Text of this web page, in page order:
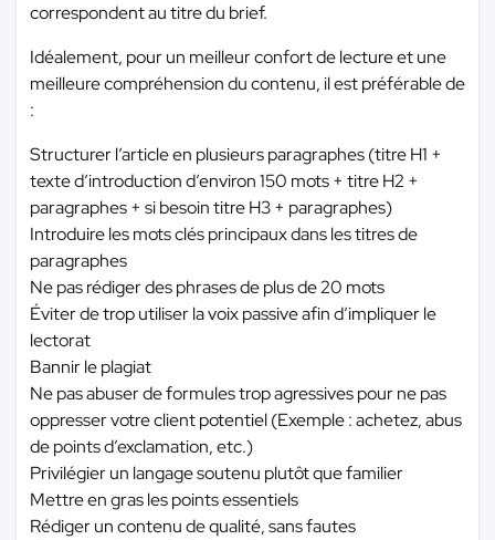
correspondent au titre du brief.
Idéalement, pour un meilleur confort de lecture et une
meilleure compréhension du contenu, il est préférable de
:
Structurer l’article en plusieurs paragraphes (titre H1 +
texte d’introduction d’environ 150 mots + titre H2 +
paragraphes + si besoin titre H3 + paragraphes)
Introduire les mots clés principaux dans les titres de
paragraphes
Ne pas rédiger des phrases de plus de 20 mots
Éviter de trop utiliser la voix passive afin d’impliquer le
lectorat
Bannir le plagiat
Ne pas abuser de formules trop agressives pour ne pas
oppresser votre client potentiel (Exemple : achetez, abus
de points d’exclamation, etc.)
Privilégier un langage soutenu plutôt que familier
Mettre en gras les points essentiels
Rédiger un contenu de qualité, sans fautes